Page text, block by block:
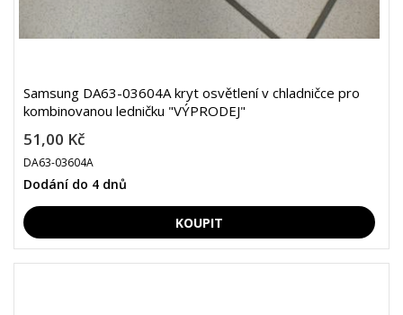
Samsung DA63-03604A kryt osvětlení v chladničce pro
kombinovanou ledničku "VÝPRODEJ"
51,00 Kč
DA63-03604A
Dodání do 4 dnů